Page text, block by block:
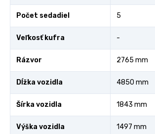
Počet sedadiel 5
Veľkosť kufra -
Rázvor 2765 mm
Dĺžka vozidla 4850 mm
Šírka vozidla 1843 mm
Výška vozidla 1497 mm